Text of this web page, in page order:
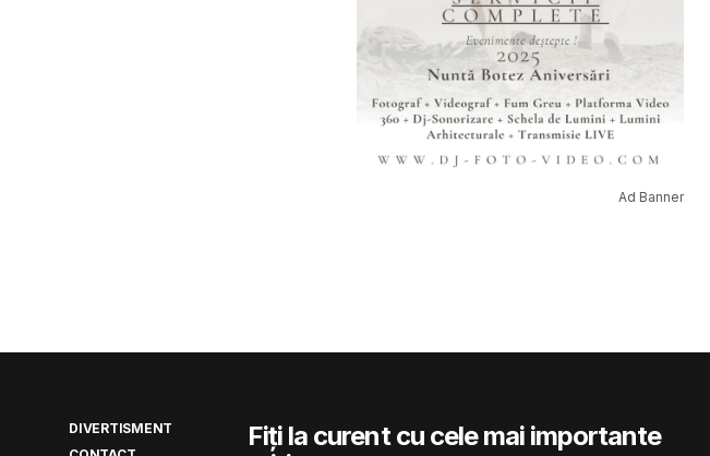
Ad Banner
DIVERTISMENT
Fiți la curent cu cele mai importante